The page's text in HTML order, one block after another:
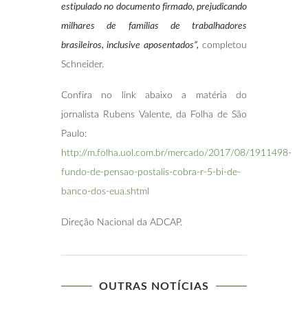
estipulado no documento firmado, prejudicando
milhares de famílias de trabalhadores
brasileiros, inclusive aposentados”, completou
Schneider.
Confira no link abaixo a matéria do
jornalista Rubens Valente, da Folha de São
Paulo:
http://m.folha.uol.com.br/mercado/2017/08/1911498-
fundo-de-pensao-postalis-cobra-r-5-bi-de-
banco-dos-eua.shtml
Direção Nacional da ADCAP.
OUTRAS NOTÍCIAS